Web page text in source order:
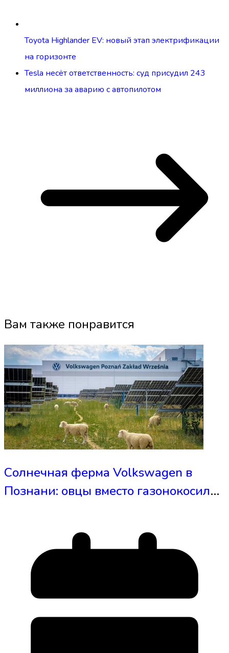
Toyota Highlander EV: новый этап электрификации
на горизонте
Tesla несёт ответственность: суд присудил 243
миллиона за аварию с автопилотом
Вам также понравится
Солнечная ферма Volkswagen в
Познани: овцы вместо газонокосилок